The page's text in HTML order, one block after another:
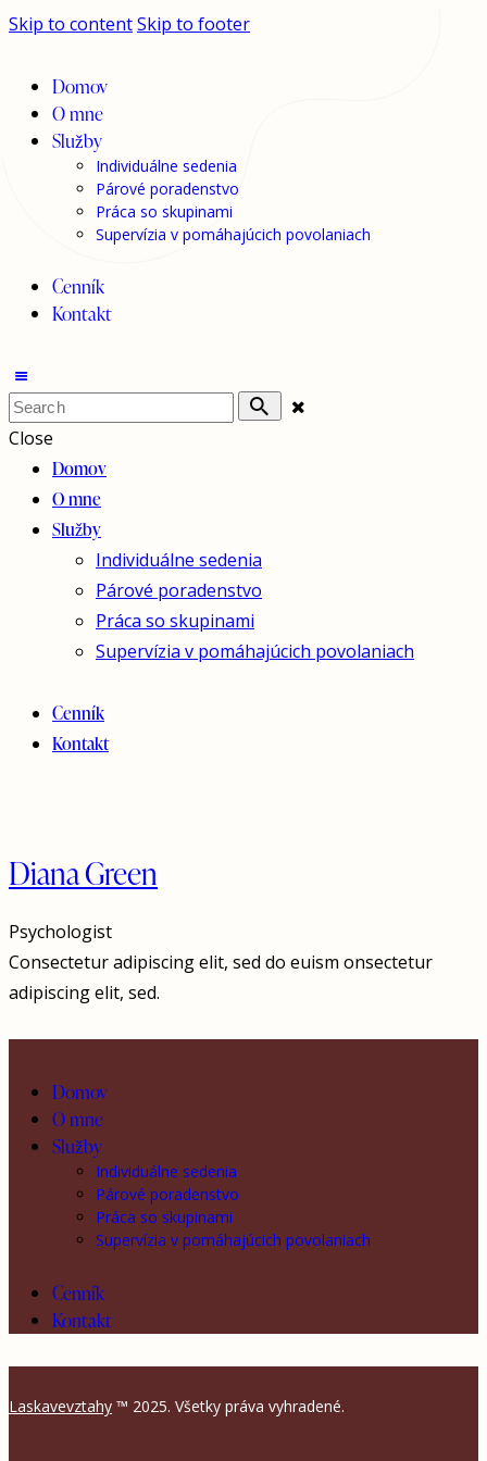
Skip to contentSkip to footer
Domov
O mne
Služby
Individuálne sedenia
Párové poradenstvo
Práca so skupinami
Supervízia v pomáhajúcich povolaniach
Cenník
Kontakt
Close
Domov
O mne
Služby
Individuálne sedenia
Párové poradenstvo
Práca so skupinami
Supervízia v pomáhajúcich povolaniach
Cenník
Kontakt
Diana Green
Psychologist
Consectetur adipiscing elit, sed do euism onsectetur
adipiscing elit, sed.
Domov
O mne
Služby
Individuálne sedenia
Párové poradenstvo
Práca so skupinami
Supervízia v pomáhajúcich povolaniach
Cenník
Kontakt
Laskavevztahy ™ 2025. Všetky práva vyhradené.